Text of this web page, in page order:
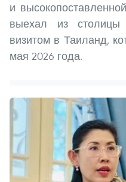
и
выехал из
визитом в Таиланд,
мая 2026 года.